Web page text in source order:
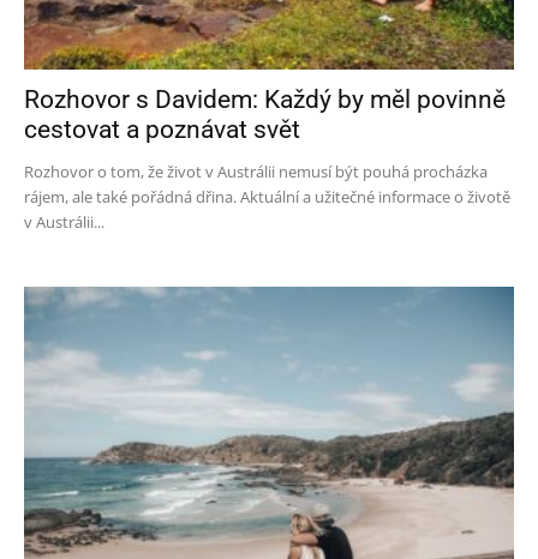
Rozhovor s Davidem: Každý by měl povinně
cestovat a poznávat svět
Rozhovor o tom, že život v Austrálii nemusí být pouhá procházka
rájem, ale také pořádná dřina. Aktuální a užitečné informace o životě
v Austrálii...